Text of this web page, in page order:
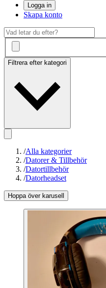
Logga in
Skapa konto
Filtrera efter kategori
/Alla kategorier
/Datorer & Tillbehör
/Datortillbehör
/Datorheadset
Hoppa över karusell